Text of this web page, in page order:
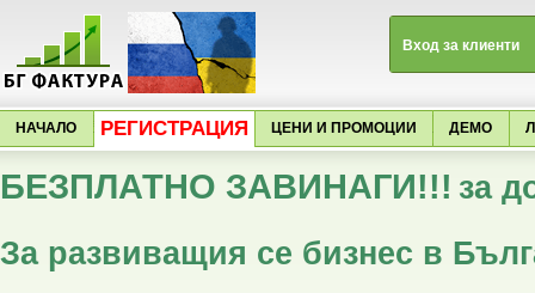
Вход за клиенти
НАЧАЛО РЕГИСТРАЦИЯ ЦЕНИ И ПРОМОЦИИ ДЕМО
БЕЗПЛАТНО ЗАВИНАГИ!!! за
За развиващия се бизнес в